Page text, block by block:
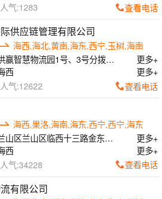
人气:1283 查看电话
供应链管理有限公司
海西,海北,黄南,海东,西宁,玉树,海南
赢智慧物流园1号、3号分拨中
更多+
西 更多+
人气:12622 查看电话
海西,果洛,海南,海东,西宁,西宁,海东
山区兰山区临西十三路金东物
更多+
西 更多+
人气:34228 查看电话
有限公司